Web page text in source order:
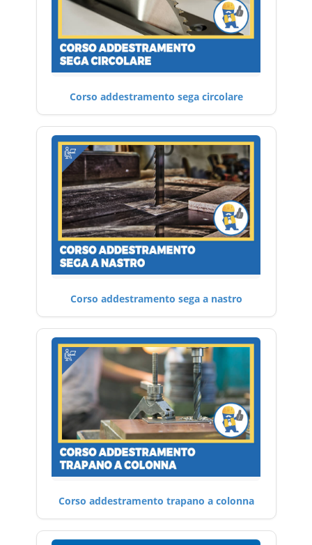
Corso addestramento sega circolare
Corso addestramento sega a nastro
Corso addestramento trapano a colonna